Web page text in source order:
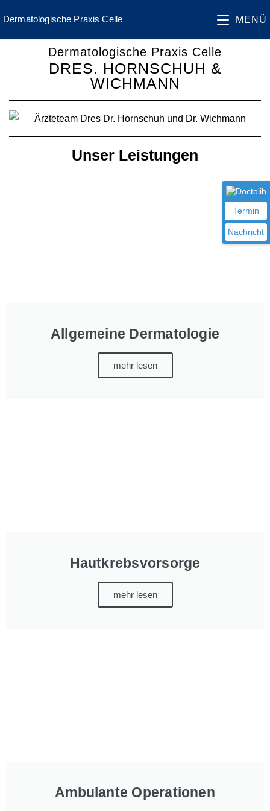
springen
Dermatologische Praxis Celle MENÜ
Dermatologische Praxis Celle
DRES. HORNSCHUH &
WICHMANN
Unser Leistungen
Allgemeine Dermatologie
mehr lesen
Hautkrebsvorsorge
mehr lesen
Ambulante Operationen
Termin
Nachricht